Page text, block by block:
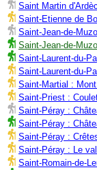
Saint Martin
Saint-Etienne de
Saint-Jean-de-
Saint-Jean-de-
Saint-Laurent-du-
Saint-Laurent-du-
Saint-Martial :
Saint-Priest :
Saint-Péray :
Saint-Péray :
Saint-Péray :
Saint-Péray : Le
Saint-Romain-de-